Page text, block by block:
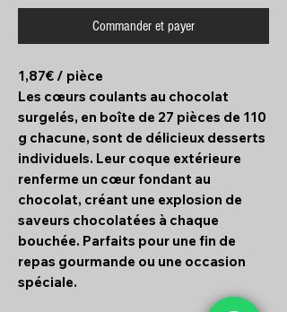
Commander et payer
1,87€ / pièce
Les cœurs coulants au chocolat
surgelés, en boîte de 27 pièces de 110
g chacune, sont de délicieux desserts
individuels. Leur coque extérieure
renferme un cœur fondant au
chocolat, créant une explosion de
saveurs chocolatées à chaque
bouchée. Parfaits pour une fin de
repas gourmande ou une occasion
spéciale.